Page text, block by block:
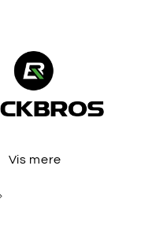
Vis mere